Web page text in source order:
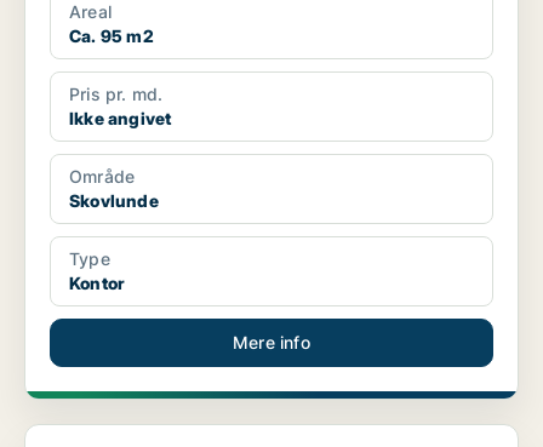
Areal
Ca. 95 m2
Pris pr. md.
Ikke angivet
Område
Skovlunde
Type
Kontor
Mere info
Lager i Skovlunde